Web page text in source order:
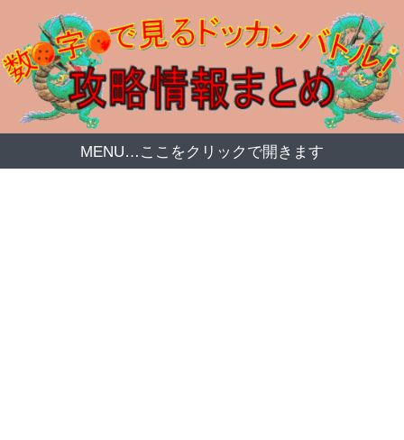
MENU…ここをクリックで開きます